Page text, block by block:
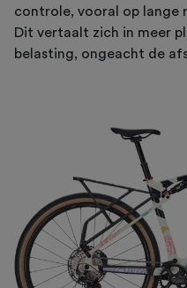
controle, vooral op lange
Dit vertaalt zich in meer
belasting, ongeacht de